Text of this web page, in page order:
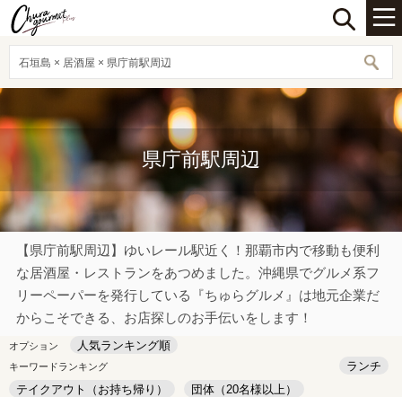
石垣島 × 居酒屋 × 県庁前駅周辺
県庁前駅周辺
【県庁前駅周辺】ゆいレール駅近く！那覇市内で移動も便利
な居酒屋・レストランをあつめました。沖縄県でグルメ系フ
リーペーパーを発行している『ちゅらグルメ』は地元企業だ
からこそできる、お店探しのお手伝いをします！
オプション 人気ランキング順
キーワードランキング
ランチ
テイクアウト（お持ち帰り）
団体（20名様以上）